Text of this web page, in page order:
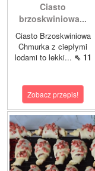
Ciasto
brzoskwiniowa...
Ciasto Brzoskwiniowa
Chmurka z ciepłymi
lodami to lekki... ⇖ 11
Zobacz przepis!